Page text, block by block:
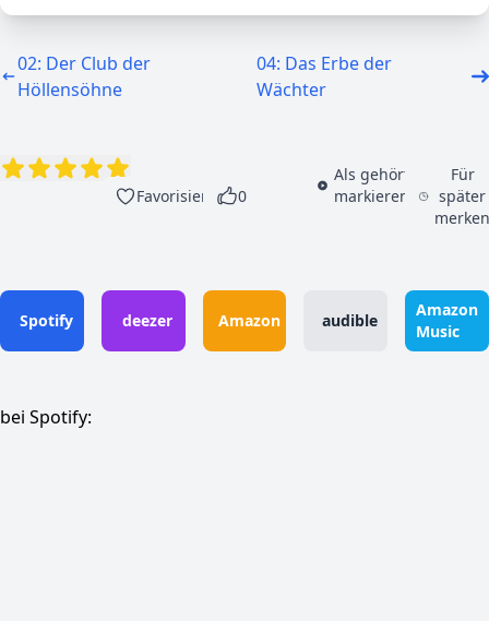
02: Der Club der
Höllensöhne
04: Das Erbe der
Wächter
Favorisieren 0
Als gehört
markieren
Für
später
Spotify deezer Amazon audible
Amazon
Music
bei Spotify: